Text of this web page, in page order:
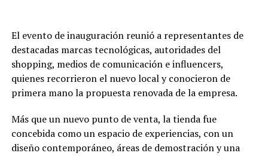
El evento de inauguración reunió a representantes de
destacadas marcas tecnológicas, autoridades del
shopping, medios de comunicación e influencers,
quienes recorrieron el nuevo local y conocieron de
primera mano la propuesta renovada de la empresa.
Más que un nuevo punto de venta, la tienda fue
concebida como un espacio de experiencias, con un
diseño contemporáneo, áreas de demostración y una